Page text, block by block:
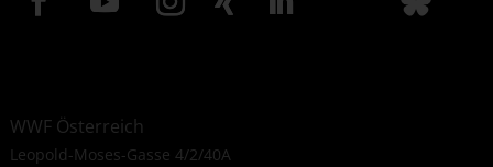
WWF Österreich
Leopold-Moses-Gasse 4/2/40A